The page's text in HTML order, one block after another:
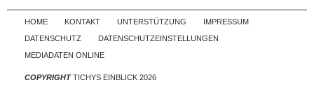
Skip to content
HOME KONTAKT UNTERSTÜTZUNG
IMPRESSUM
DATENSCHUTZ
DATENSCHUTZEINSTELLUNGEN
MEDIADATEN ONLINE
COPYRIGHTTICHYS EINBLICK 2026